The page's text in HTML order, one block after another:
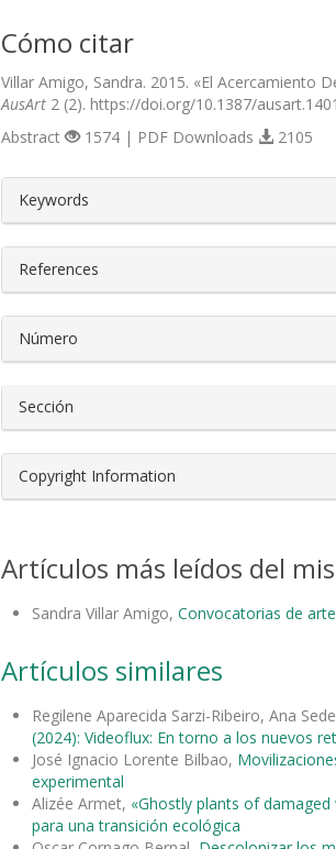
Cómo citar
Villar Amigo, Sandra. 2015. «El Acercamiento
AusArt 2 (2). https://doi.org/10.1387/
Abstract 1574 | PDF Downloads 2105
Keywords
References
Número
Sección
Copyright Information
Artículos más leídos del
Sandra Villar Amigo, Convocatorias de arte
Artículos similares
Regilene Aparecida Sarzi-Ribeiro, Ana
(2024): Videoflux: En torno a los nuevos
José Ignacio Lorente Bilbao,
experimental
Alizée Armet, «Ghostly plants of damaged
para una transición ecológica